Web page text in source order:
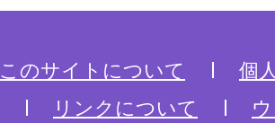
このサイトについて
個
リンクについて